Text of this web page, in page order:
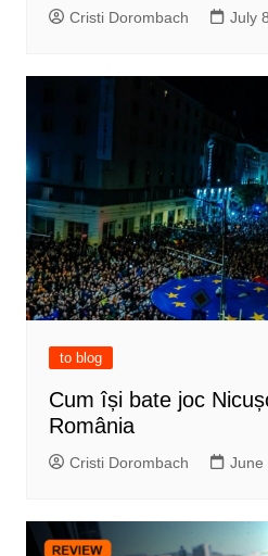
Cristi Dorombach July
to blog
Cum își bate joc
România
Cristi Dorombach June